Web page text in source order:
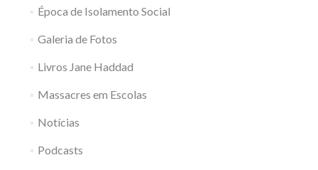
Época de Isolamento Social
Galeria de Fotos
Livros Jane Haddad
Massacres em Escolas
Notícias
Podcasts